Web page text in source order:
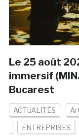
Le 25 août
immersif
Bucarest
ACTUALITÉS
ENTREPRISES